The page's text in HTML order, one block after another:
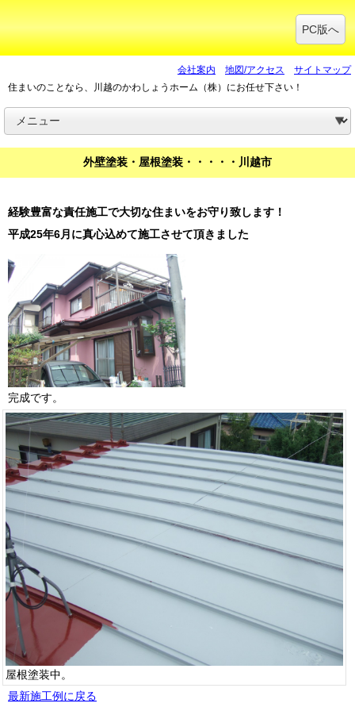
PC版へ
会社案内 地図/アクセス
サイトマップ
住まいのことなら、川越のかわしょうホーム（株）にお任せ下さい！
外壁塗装・屋根塗装・・・・・川越市
経験豊富な責任施工で大切な住まいをお守り致します！
平成25年6月に真心込めて施工させて頂きました
完成です。
屋根塗装中。
最新施工例に戻る